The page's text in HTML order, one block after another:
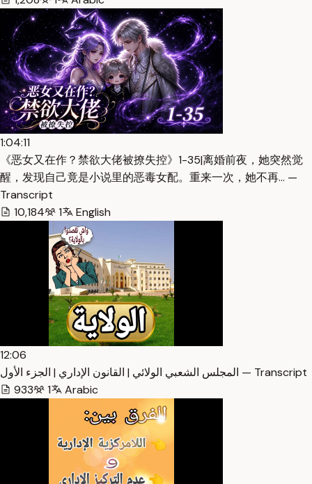
1:04:11
《恶女又在作？禁欲大佬被撩失控》1-35|离婚前夜，她突然觉
醒，发现自己竟是小说里的恶毒女配。重来一次，她不再… —
Transcript
10,184
1 English
12:06
المجلس الشعبي الولائي | القانون الإداري | الجزء الأول — Transcript
933
1 Arabic